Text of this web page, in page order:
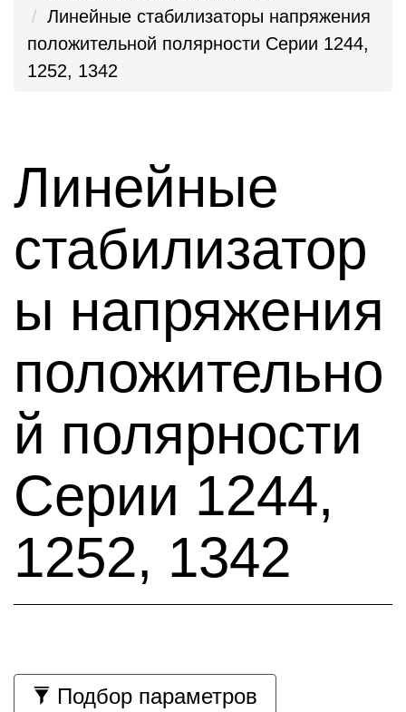
Линейные стабилизаторы напряжения
положительной полярности Серии 1244,
1252, 1342
Линейные
стабилизатор
ы напряжения
положительно
й полярности
Серии 1244,
1252, 1342
Подбор параметров